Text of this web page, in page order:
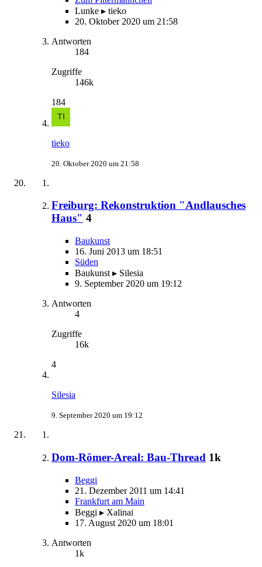
Lunke ▸ tieko
20. Oktober 2020 um 21:58
Antworten
184
Zugriffe
146k
184
tieko
20. Oktober 2020 um 21:58
Freiburg: Rekonstruktion "Andlausches
Haus" 4
Baukunst
16. Juni 2013 um 18:51
Süden
Baukunst ▸ Silesia
9. September 2020 um 19:12
Antworten
4
Zugriffe
16k
4
Silesia
9. September 2020 um 19:12
Dom-Römer-Areal: Bau-Thread 1k
Beggi
21. Dezember 2011 um 14:41
Frankfurt am Main
Beggi ▸ Xalinai
17. August 2020 um 18:01
Antworten
1k